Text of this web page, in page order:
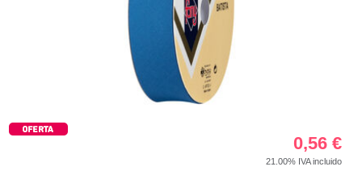
0,56 €
21.00% IVA incluido